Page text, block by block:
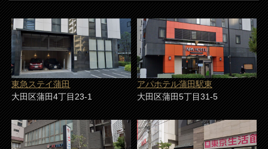
東急ステイ蒲田
大田区蒲田4丁目23-1
アパホテル蒲田駅東
大田区蒲田5丁目31-5